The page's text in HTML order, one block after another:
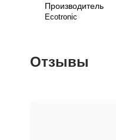
Производитель
Ecotronic
Отзывы